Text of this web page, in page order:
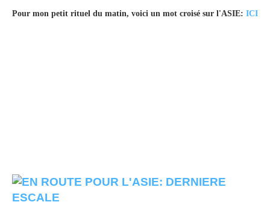
Pour mon petit rituel du matin, voici un mot croisé sur l'ASIE: ICI